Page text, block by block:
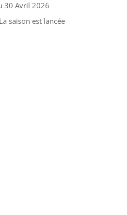
30 Avril 2026
saison est lancée